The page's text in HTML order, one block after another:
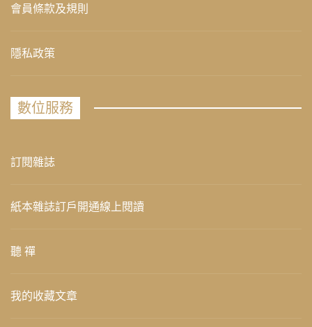
會員條款及規則
隱私政策
數位服務
訂閱雜誌
紙本雜誌訂戶開通線上閱讀
聽 禪
我的收藏文章